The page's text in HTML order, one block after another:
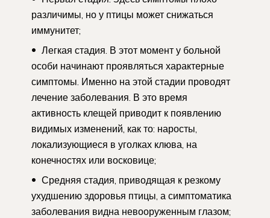
различимы, но у птицы может снижаться
иммунитет;
Легкая стадия. В этот момент у больной
особи начинают проявляться характерные
симптомы. Именно на этой стадии проводят
лечение заболевания. В это время
активность клещей приводит к появлению
видимых изменений, как то: наросты,
локализующиеся в уголках клюва, на
конечностях или восковице;
Средняя стадия, приводящая к резкому
ухудшению здоровья птицы, а симптоматика
заболевания видна невооруженным глазом;